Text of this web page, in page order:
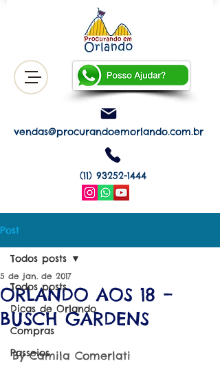
vendas@procurandoemorlando.com.br
(11) 93252-1444
Post
Todos posts
Dicas de Orlando
Compras
Passeios
Todos posts
ORLANDO AOS 18 –
BUSCH GARDENS
5 de jan. de 2017
By Camila Comerlati